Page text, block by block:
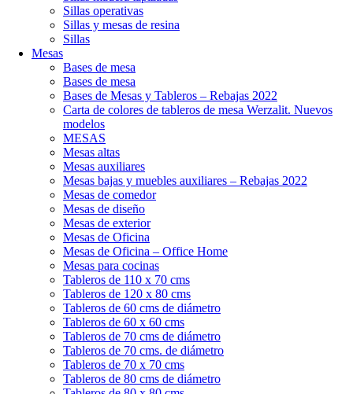
Sillas operativas
Sillas y mesas de resina
Sillas
Mesas
Bases de mesa
Bases de mesa
Bases de Mesas y Tableros – Rebajas 2022
Carta de colores de tableros de mesa Werzalit. Nuevos
modelos
MESAS
Mesas altas
Mesas auxiliares
Mesas bajas y muebles auxiliares – Rebajas 2022
Mesas de comedor
Mesas de diseño
Mesas de exterior
Mesas de Oficina
Mesas de Oficina – Office Home
Mesas para cocinas
Tableros de 110 x 70 cms
Tableros de 120 x 80 cms
Tableros de 60 cms de diámetro
Tableros de 60 x 60 cms
Tableros de 70 cms de diámetro
Tableros de 70 cms. de diámetro
Tableros de 70 x 70 cms
Tableros de 80 cms de diámetro